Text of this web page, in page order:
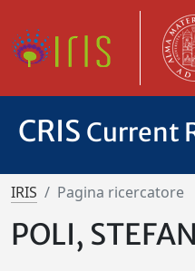
CRIS Current
IRIS Pagina ricercatore
POLI,